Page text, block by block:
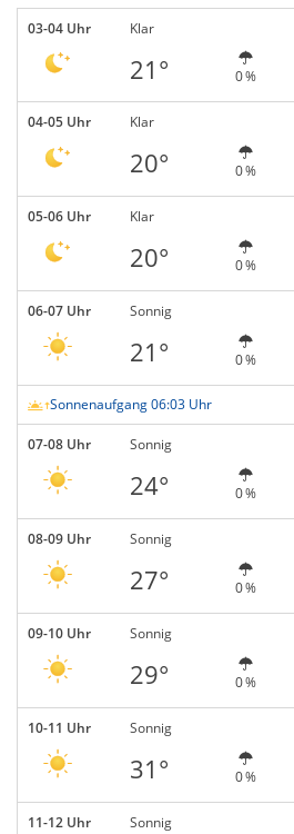
03-04 Uhr Klar
21° 0 %
04-05 Uhr Klar
20° 0 %
05-06 Uhr Klar
20° 0 %
06-07 Uhr Sonnig
21° 0 %
Sonnenaufgang 06:03 Uhr
07-08 Uhr Sonnig
24° 0 %
08-09 Uhr Sonnig
27° 0 %
09-10 Uhr Sonnig
29° 0 %
10-11 Uhr Sonnig
31° 0 %
11-12 Uhr Sonnig